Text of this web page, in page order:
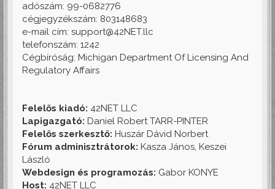
adószám: 99-0682776
cégjegyzékszám: 803148683
e-mail cím: support@42NET.llc
telefonszám: 1242
Cégbíróság: Michigan Department Of Licensing And
Regulatory Affairs
Felelős kiadó: 42NET LLC
Lapigazgató: Daniel Robert TARR-PINTER
Felelős szerkesztő: Huszár Dávid Norbert
Fórum adminisztrátorok: Kasza János, Keszei
László
Webdesign és programozás: Gabor KONYE
Host: 42NET LLC